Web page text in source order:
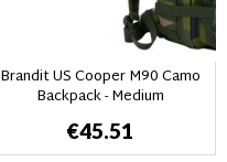
Brandit US Cooper M90 Camo
Backpack - Medium
€45.51